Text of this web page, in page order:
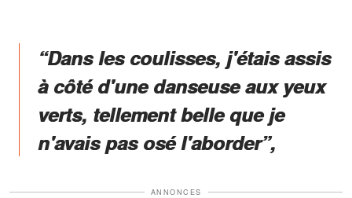
“Dans les coulisses, j'étais assis
à côté d'une danseuse aux yeux
verts, tellement belle que je
n'avais pas osé l'aborder”,
ANNONCES